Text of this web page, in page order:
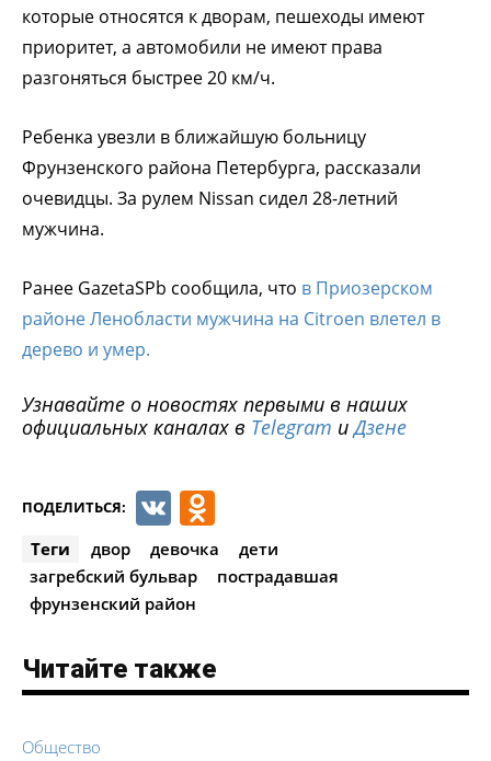
которые относятся к дворам, пешеходы имеют
приоритет, а автомобили не имеют права
разгоняться быстрее 20 км/ч.
Ребенка увезли в ближайшую больницу
Фрунзенского района Петербурга, рассказали
очевидцы. За рулем Nissan сидел 28-летний
мужчина.
Ранее GazetaSPb сообщила, что в Приозерском
районе Ленобласти мужчина на Citroen влетел в
дерево и умер.
Узнавайте о новостях первыми в наших
официальных каналах в Telegram иДзене
ПОДЕЛИТЬСЯ: VK
Теги двор девочка
дети
загребский бульвар
пострадавшая
фрунзенский район
Читайте также
Общество